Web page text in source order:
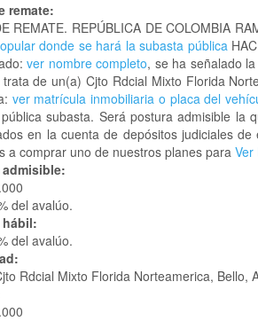
remate:
REMATE. REPÚBLICA DE COLOMBIA
donde se hará la subasta pública
ver nombre completo, se ha señalado
de un(a) Cjto Rdcial Mixto Florida
ver matrícula inmobiliaria o placa del
subasta. Será postura admisible la
en la cuenta de depósitos judiciales
a comprar uno de nuestros planes para Ver
del avalúo.
hábil:
del avalúo.
Rdcial Mixto Florida Norteamerica, Bello,